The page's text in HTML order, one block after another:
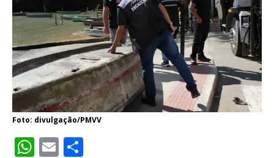
Foto: divulgação/PMVV
W E